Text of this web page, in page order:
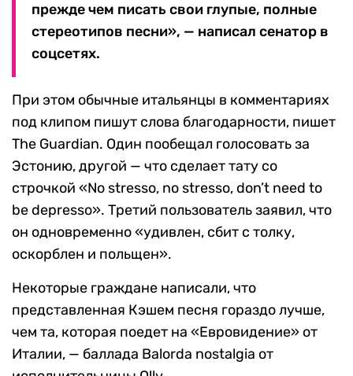
прежде чем писать свои глупые, полные
стереотипов песни», — написал сенатор в
соцсетях.
При этом обычные итальянцы в комментариях
под клипом пишут слова благодарности, пишет
The Guardian. Один пообещал голосовать за
Эстонию, другой — что сделает тату со
строчкой «No stresso, no stresso, don’t need to
be depresso». Третий пользователь заявил, что
он одновременно «удивлен, сбит с толку,
оскорблен и польщен».
Некоторые граждане написали, что
представленная Кэшем песня гораздо лучше,
чем та, которая поедет на «Евровидение» от
Италии, — баллада Balorda nostalgia от